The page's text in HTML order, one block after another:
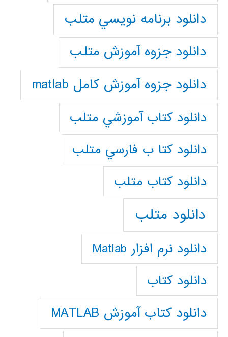
دانلود برنامه نويسي متلب
دانلود جزوه آموزش متلب
دانلود جزوه آموزش کامل matlab
دانلود كتاب آموزشي متلب
دانلود كتا ب فارسي متلب
دانلود كتاب متلب
دانلود متلب
دانلود نرم افزار Matlab
دانلود کتاب
دانلود کتاب آموزش MATLAB